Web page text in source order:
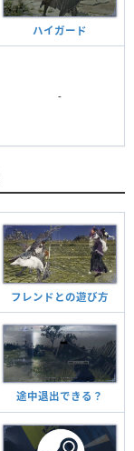
ハイガード
-
フレンドとの遊び方
途中退出できる？